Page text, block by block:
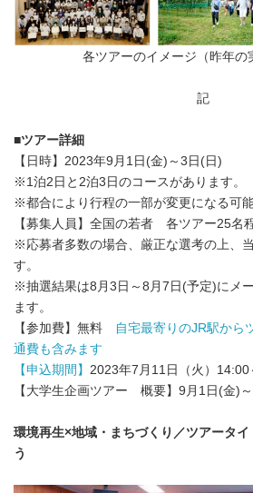
各ツアーのイメージ（昨年の
記
■ツアー詳細
【日時】2023年9月1日(金)～3日(日)
※1泊2日と2泊3日のコースがあります。
※都合により行程の一部が変更になる可能
【募集人員】全国の若者 各ツアー25名
※応募者多数の場合、厳正な選考の上、
す。
※抽選結果は8月3日～8月7日(予定)にメ
ます。
【参加費】無料
自宅最寄りのJR駅から
通費も含みます
【申込期間】 2023年7月11日（火）
【大学生企画ツアー 概要】9月1日(金)
環境再生×地域・まちづくり／ツアータ
う